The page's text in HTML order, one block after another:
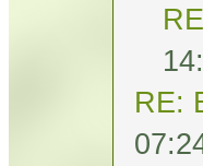
RE: